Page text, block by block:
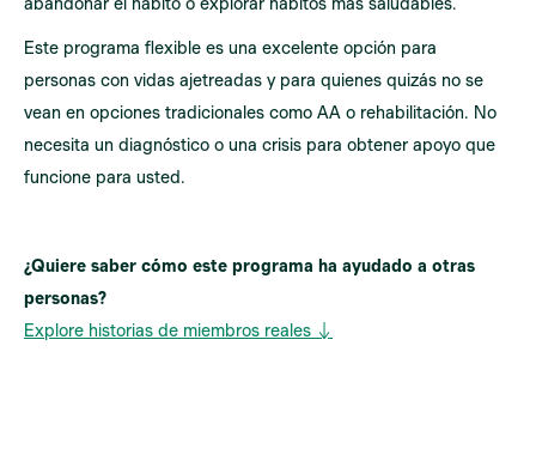
Este programa flexible es una excelente opción para
personas con vidas ajetreadas y para quienes quizás no se
vean en opciones tradicionales como AA o rehabilitación. No
necesita un diagnóstico o una crisis para obtener apoyo que
funcione para usted.
¿Quiere saber cómo este programa ha ayudado a otras
personas?
Explore historias de miembros reales ↓